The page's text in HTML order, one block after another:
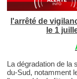
l'arrêté de
le 1
La dégradation de la
du-Sud, notamment